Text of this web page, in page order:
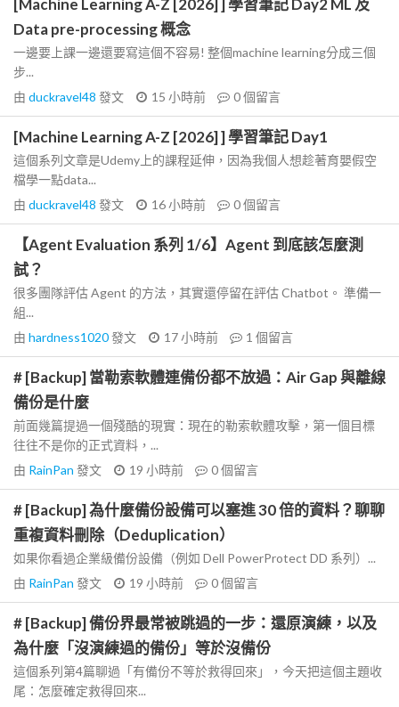
[Machine Learning A-Z [2026] ] 學習筆記 Day2 ML 及
Data pre-processing 概念
一邊要上課一邊還要寫這個不容易! 整個machine learning分成三個
步...
由 duckravel48 發文 15 小時前 0個留言
[Machine Learning A-Z [2026] ] 學習筆記 Day1
這個系列文章是Udemy上的課程延伸，因為我個人想趁著育嬰假空
檔學一點data...
由 duckravel48 發文 16 小時前 0個留言
【Agent Evaluation 系列 1/6】Agent 到底該怎麼測
試？
很多團隊評估 Agent 的方法，其實還停留在評估 Chatbot。 準備一
組...
由 hardness1020發文 17 小時前 1 個留言
# [Backup] 當勒索軟體連備份都不放過：Air Gap 與離線
備份是什麼
前面幾篇提過一個殘酷的現實：現在的勒索軟體攻擊，第一個目標
往往不是你的正式資料，...
由 RainPan 發文 19 小時前 0個留言
# [Backup] 為什麼備份設備可以塞進 30 倍的資料？聊聊
重複資料刪除（Deduplication）
如果你看過企業級備份設備（例如 Dell PowerProtect DD 系列）...
由 RainPan 發文 19 小時前 0個留言
# [Backup] 備份界最常被跳過的一步：還原演練，以及
為什麼「沒演練過的備份」等於沒備份
這個系列第4篇聊過「有備份不等於救得回來」，今天把這個主題收
尾：怎麼確定救得回來...